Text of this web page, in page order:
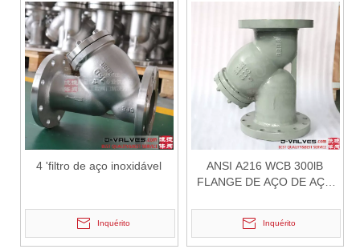
2026-06-26
Em sistemas de tubulações industriais, proteger equipamentos
4 'filtro de aço inoxidável
Inquérito
ANSI A216 WCB 300lB
FLANGE DE AÇO DE AÇO
Inquérito